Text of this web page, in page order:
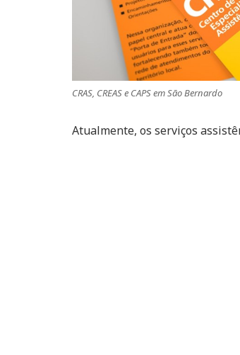
CRAS, CREAS e CAPS em São Bernardo
Atualmente, os serviços